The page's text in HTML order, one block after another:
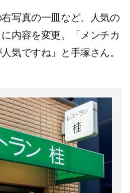
写真の一皿など、人気の
内容を変更。「メンチカ
気ですね」と手塚さん。